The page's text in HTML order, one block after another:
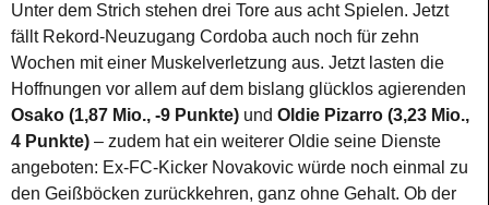
Unter dem Strich stehen drei Tore aus acht Spielen. Jetzt
fällt Rekord-Neuzugang Cordoba auch noch für zehn
Wochen mit einer Muskelverletzung aus. Jetzt lasten die
Hoffnungen vor allem auf dem bislang glücklos agierenden
Osako (1,87 Mio., -9 Punkte) und Oldie Pizarro (3,23 Mio.,
4 Punkte) – zudem hat ein weiterer Oldie seine Dienste
angeboten: Ex-FC-Kicker Novakovic würde noch einmal zu
den Geißböcken zurückkehren, ganz ohne Gehalt. Ob der